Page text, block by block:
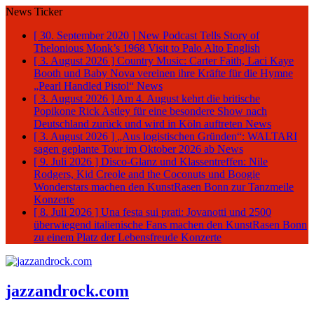
News Ticker
[ 30. September 2020 ] New Podcast Tells Story of
Thelonious Monk’s 1968 Visit to Palo Alto English
[ 3. August 2026 ] Country Music: Carter Faith, Laci Kaye
Booth und Baby Nova vereinen ihre Kräfte für die Hymne
„Pearl Handled Pistol“ News
[ 3. August 2026 ] Am 4. August kehrt die britische
Popikone Rick Astley für eine besondere Show nach
Deutschland zurück und wird in Köln auftreten News
[ 3. August 2026 ] „Aus logistischen Gründen“: WALTARI
sagen geplante Tour im Oktober 2026 ab News
[ 9. Juli 2026 ] Disco-Glanz und Klassentreffen: Nile
Rodgers, Kid Creole and the Coconuts und Boogie
Wonderstars machen den KunstRasen Bonn zur Tanzmeile
Konzerte
[ 8. Juli 2026 ] Una festa sui prati: Jovanotti und 2500
überwiegend italienische Fans machen den KunstRasen Bonn
zu einem Platz der Lebensfreude Konzerte
jazzandrock.com